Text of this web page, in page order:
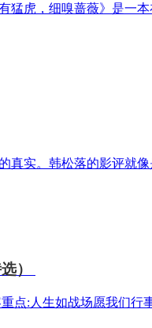
猛虎，细嗅蔷薇》是一
真实。韩松落的影评就
）
点:人生如战场愿我们